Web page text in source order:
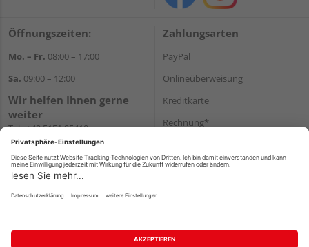
Öffnungszeiten:
Mo. – Fr. 08:00 – 17:00
Sa. 09:00 – 12:00
Wir helfen Ihnen gerne
weiter
Tel.:+49 5151 95410
E-Mail:shop@holzland-koenig.de
Zahlungsarten
PayPal
Onlineüberweisung
Kreditkarte
Rechnung*
Versand
Impressum AGB Widerruf
Datenschutz